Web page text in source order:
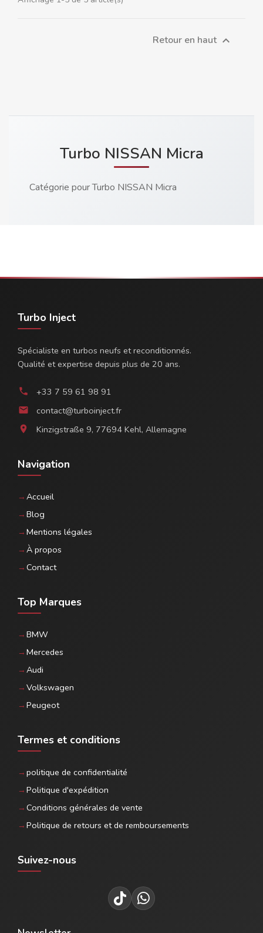
Retour en haut 
Turbo NISSAN Micra
Catégorie pour Turbo NISSAN Micra
Turbo Inject
Spécialiste en turbos neufs et reconditionnés.
Qualité et expertise depuis plus de 20 ans.
phone +33 7 59 61 98 91
email contact@turboinject.fr
location_on Kinzigstraße 9, 77694 Kehl, Allemagne
Navigation
Accueil
Blog
Mentions légales
À propos
Contact
Top Marques
BMW
Mercedes
Audi
Volkswagen
Peugeot
Termes et conditions
politique de confidentialité
Politique d'expédition
Conditions générales de vente
Politique de retours et de remboursements
Suivez-nous